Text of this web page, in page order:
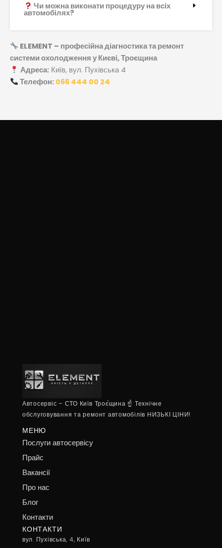
Чи можна виконати процедуру на всіх
автомобілях?
ELEMENT – професійна діагностика та ремонт
системи охолодження у Києві, Троєщина
Адреса:Київ, вул. Пухівська 4
Телефон: 066 444 00 24
Автосервіс – СТО Київ Троє́щина ☝ Технічне
обслуговування та ремонт автомобілів НИЗЬКІ ЦІНИ!
МЕНЮ
Послуги автосервісу
Прайс
Вакансії
Про нас
Блог
Контакти
КОНТАКТИ
вул. Пухівська, 4, Київ